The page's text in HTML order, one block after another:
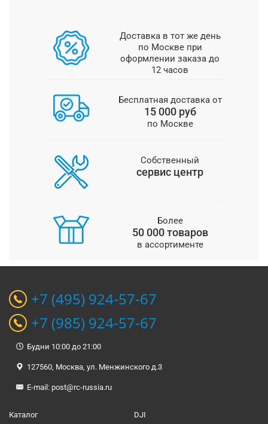
Доставка в тот же день
по Москве при
оформлении заказа до
12 часов
Бесплатная доставка от
15 000 руб
по Москве
Собственный
сервис центр
Более
50 000 товаров
в ассортименте
+7 (495) 924-57-67
+7 (985) 924-57-67
Будни 10:00 до 21:00
127560, Москва, ул. Менжинского д.3
E-mail: post@rc-russia.ru
Каталог
DJI